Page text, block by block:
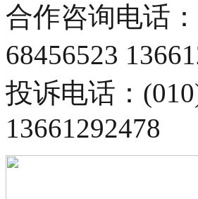
合作咨询电话
68456523
投诉电话：
13661292478